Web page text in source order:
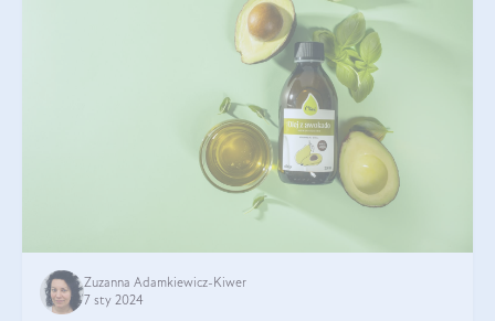
Zuzanna Adamkiewicz-Kiwer
7 sty 2024